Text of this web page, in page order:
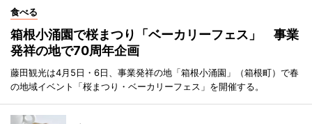
食べる
箱根小涌園で桜まつり「ベーカリーフェス」 事業
発祥の地で70周年企画
藤田観光は4月5日・6日、事業発祥の地「箱根小涌園」（箱根町）で春
の地域イベント「桜まつり・ベーカリーフェス」を開催する。